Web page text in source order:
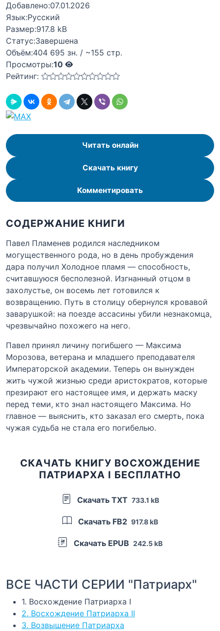
Добавлено:07.01.2026
Язык:Русский
Размер:917.8 kB
Статус:Завершена
Объём:404 695 зн. / ~155 стр.
Просмотры:10
Рейтинг:
Читать онлайн
Скачать книгу
Комментировать
СОДЕРЖАНИЕ КНИГИ
Павел Пламенев родился наследником
могущественного рода, но в день пробуждения
дара получил Холодное пламя — способность,
считавшуюся бесполезной. Изгнанный отцом в
захолустье, он восемь лет готовился к
возвращению. Путь в столицу обернулся кровавой
заварушкой: на поезде ассасины убили незнакомца,
чрезвычайно похожего на него.
Павел принял личину погибшего — Максима
Морозова, ветерана и младшего преподавателя
Императорской академии. Теперь он вынужден
жить чужой жизнью среди аристократов, которые
презирают его настоящее имя, и держать маску
перед теми, кто знал настоящего Максима. Но
главное — выяснить, кто заказал его смерть, пока
чужая судьба не стала его погибелью.
СКАЧАТЬ КНИГУ ВОСХОЖДЕНИЕ
ПАТРИАРХА I БЕСПЛАТНО
Скачать TXT 733.1 kB
Скачать FB2 917.8 kB
Скачать EPUB 242.5 kB
ВСЕ ЧАСТИ СЕРИИ "Патриарх"
1. Восхождение Патриарха I
2. Восхождение Патриарха II
3. Возвышение Патриарха